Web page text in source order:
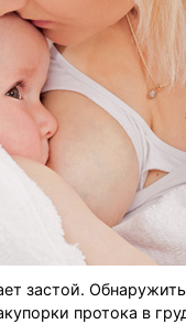
застой.
протока в